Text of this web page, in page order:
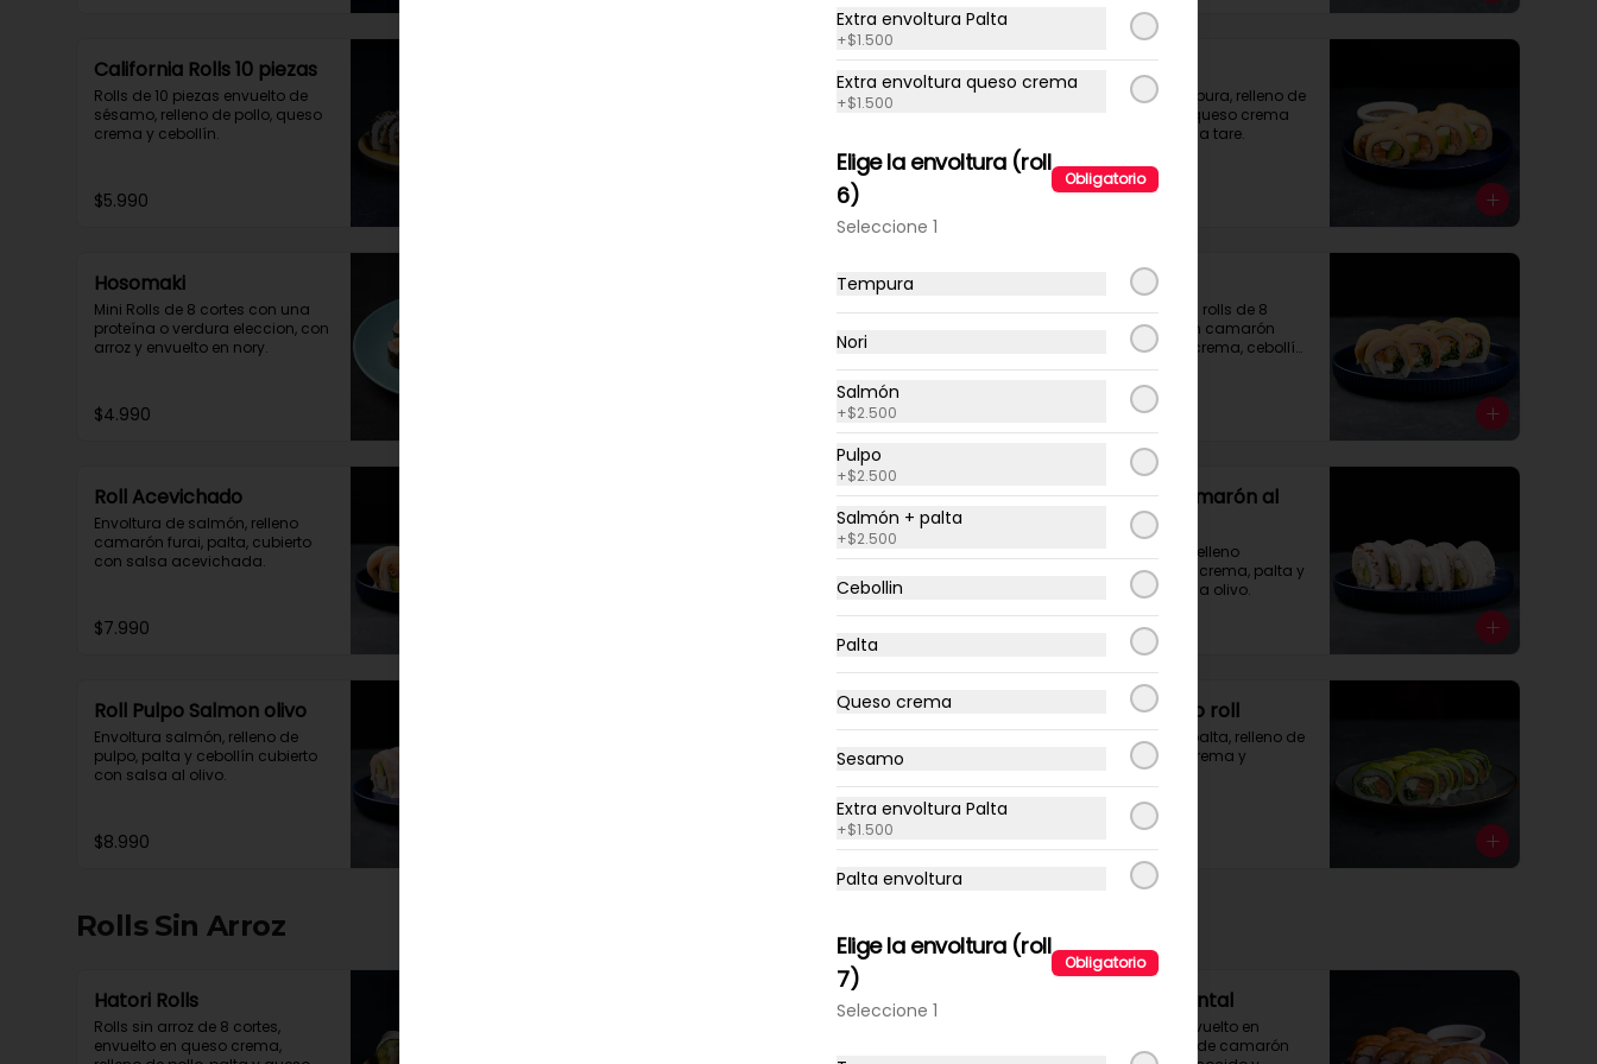
California Rolls 10 piezas
Rolls de 10 piezas envuelto de
sésamo, relleno de pollo, queso
crema y cebollín.
$5.990
Crispy Roll
Envoltura de tempura, relleno de
palta, salmón y queso crema
cubierto con salsa tare.
Hosomaki
Mini Rolls de 8 cortes con una
proteína o verdura eleccion, con
arroz y envuelto en nory.
$4.990
Mix avocado
Mix Avocado con rolls de 8
cortes relleno con camarón
tempura, queso crema, cebollín
envuelto en palta y salmón,
cubierto con salsa acevichada
y toques de merquén.
Roll Acevichado
Envoltura de salmón, relleno
camarón furai, palta, cubierto
con salsa acevichada.
$7.990
Roll Pulpo Camarón al
Envoltura pulpo, relleno
camarón, queso crema, palta y
cubierto con salsa olivo.
Roll Pulpo Salmon olivo
Envoltura salmón, relleno de
pulpo, palta y cebollín cubierto
con salsa al olivo.
$8.990
Sake avocado roll
Roll envuelto en palta, relleno de
salmón, queso crema y
Rolls Sin Arroz
Hatori Rolls
Rolls sin arroz de 8 cortes,
envuelto en queso crema,
Sake Mix Oriental
Rolls sin arroz envuelto en
salmón y relleno de camarón
Extra envoltura Palta
+$1.500
Extra envoltura queso crema
+$1.500
Elige la envoltura (roll
6)
Obligatorio
Seleccione 1
Tempura
Nori
Salmón
+$2.500
Pulpo
+$2.500
Salmón + palta
+$2.500
Cebollin
Palta
Queso crema
Sesamo
Extra envoltura Palta
+$1.500
Palta envoltura
Elige la envoltura (roll
7)
Obligatorio
Seleccione 1